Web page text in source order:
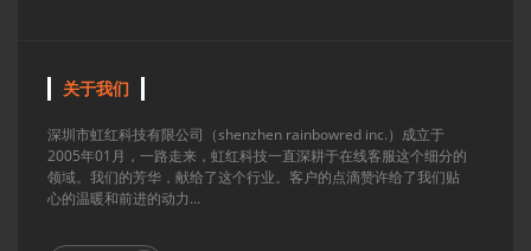
关于我们
深圳市虹红科技有限公司（shenzhen rainbowred inc.）成立于
2005年01月，一路走来，虹红科技一直深耕于在线客服这个细分的
领域。我们的芳华，献给了这个行业。客户的点滴赞许给了我们贴
心的温暖和前进的动力...